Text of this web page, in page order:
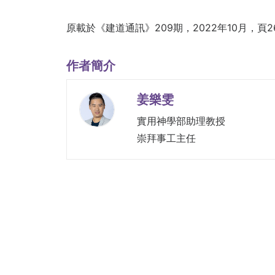
原載於《建道通訊》209期，2022年10月，頁
作者簡介
姜樂雯
實用神學部助理教授
崇拜事工主任